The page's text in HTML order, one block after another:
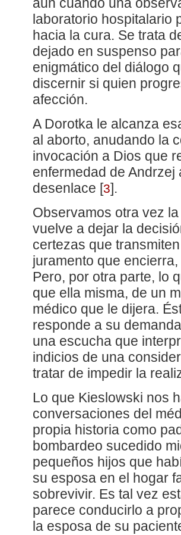
aun cuando una
laboratorio hospitalario
hacia la cura. Se trata
dejado en suspenso
enigmático del diálogo
discernir si quien
afección.
A Dorotka le alcanza
al aborto, anudando la
invocación a Dios que
enfermedad de
desenlace [3] .
Observamos otra vez
vuelve a dejar la
certezas que
juramento que
Pero, por otra parte, lo
que ella misma, de un
médico que le dijera.
responde a su
una escucha que
indicios de una
tratar de impedir la
Lo que Kieslowski nos
conversaciones del
propia historia como
bombardeo sucedido
pequeños hijos que
su esposa en el hogar
sobrevivir. Es tal vez
parece conducirlo a
la esposa de su